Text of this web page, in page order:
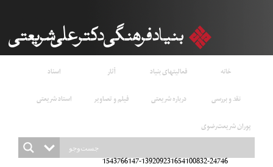
خانه فعالیتهای بنیاد آثار
اسناد
نقد و بررسی
درباره شریعتی فیلم و تصاویر
استاد شریعتی
پوران شریعت‌رضوی
1543766147-139209231654100832-24746